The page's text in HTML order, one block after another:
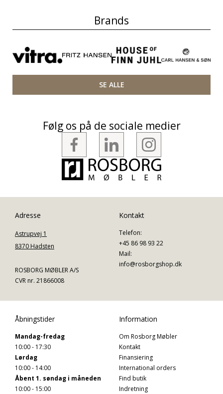
Brands
SE ALLE
Følg os på de sociale medier
Adresse
Astrupvej 1
8370 Hadsten
ROSBORG MØBLER A/S
CVR nr. 21866008
Kontakt
Telefon:
+45 86 98 93 22
Mail:
info@rosborgshop.dk
Åbningstider
Mandag-fredag
10:00 - 17:30
Lørdag
10:00 - 14:00
Åbent 1. søndag i måneden
10:00 - 15:00
Information
Om Rosborg Møbler
Kontakt
Finansiering
International orders
Find butik
Indretning